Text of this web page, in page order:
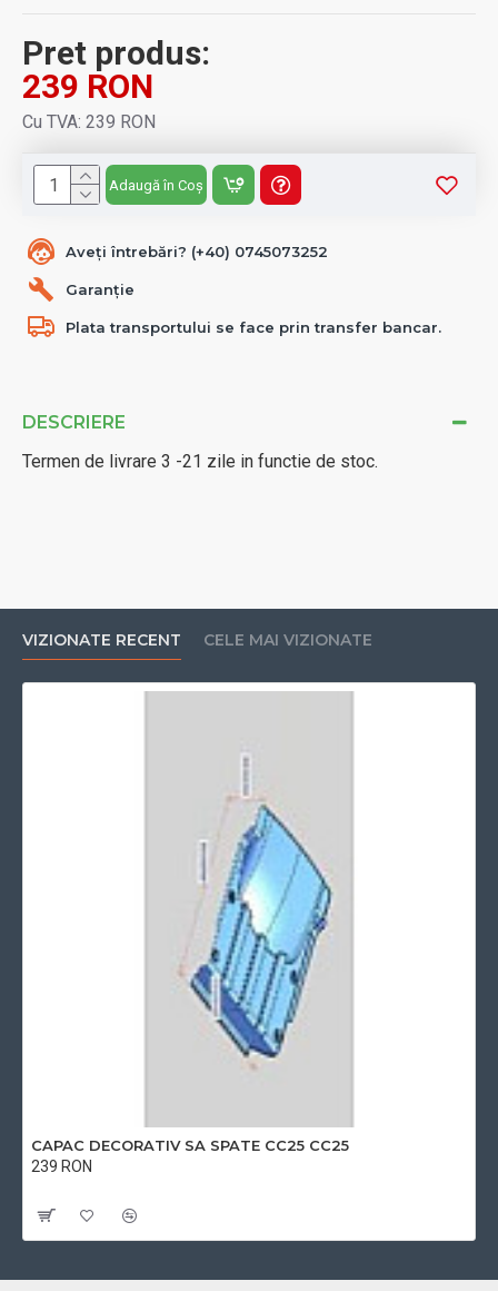
DESCRIERE
Termen de livrare 3 -21 zile in functie de stoc.
Aveți întrebări? (+40) 0745073252
Garanție
Plata transportului se face prin transfer bancar.
Pret produs:
239 RON
Cu TVA: 239 RON
Adaugă în Coș
VIZIONATE RECENT CELE MAI VIZIONATE
CAPAC DECORATIV SA SPATE CC25 CC25
239 RON